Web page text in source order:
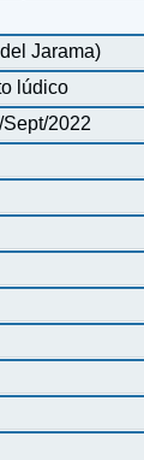
Jarama)
lúdico
2022